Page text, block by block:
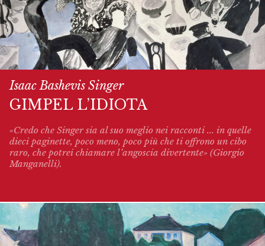
Isaac Bashevis Singer
GIMPEL L’IDIOTA
«Credo che Singer sia al suo meglio nei racconti ... in quelle
dieci paginette, poco meno, poco più che ti offrono un cibo
raro, che potrei chiamare l’angoscia divertente» (Giorgio
Manganelli).